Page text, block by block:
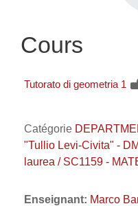
Cours
Tutorato di geometria 1
Catégorie
"Tullio Levi-Civita" -
laurea / SC1159 -
Enseignant: Marco